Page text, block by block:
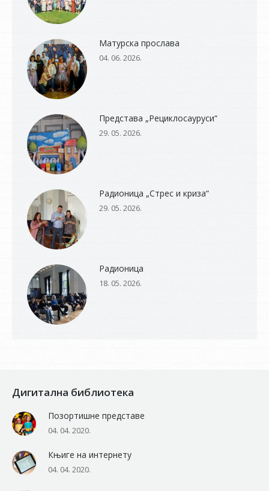
Матурска прослава
04. 06. 2026.
Представа „Рециклосауруси“
29. 05. 2026.
Радионица „Стрес и криза“
29. 05. 2026.
Радионица
18. 05. 2026.
Дигитална библиотека
Позортишне представе
04. 04. 2020.
Књиге на интернету
04. 04. 2020.